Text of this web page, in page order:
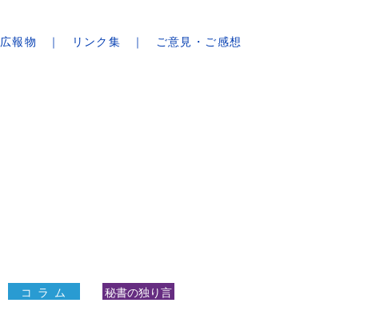
広報物 リンク集 ご意見・ご感想
コ ラ ム 秘書の独り言